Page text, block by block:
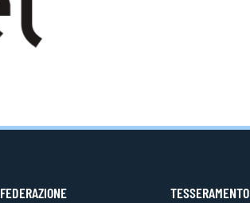
FEDERAZIONE TESSERAMENTO